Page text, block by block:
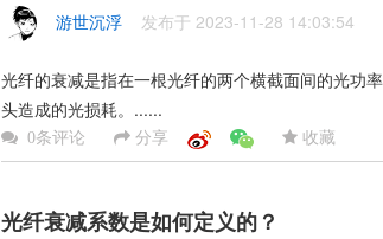
游世沉浮 发布于 2023-11-28 14:03:54
光纤的衰减是指在一根光纤的两个横截面间的光功
头造成的光损耗。......
0条评论 分享 收藏
光纤衰减系数是如何定义的？